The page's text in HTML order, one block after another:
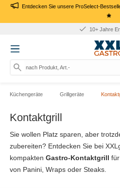
Entdecken Sie unsere ProSelect-
*
10+ Jahre
nach Produkt, Art.-Nr., Ma
Küchengeräte Grillgeräte
Kontaktgrill
Sie wollen Platz sparen, aber
zubereiten? Entdecken Sie bei
kompakten Gastro-Kontaktgrill
von Panini, Wraps oder Steaks.